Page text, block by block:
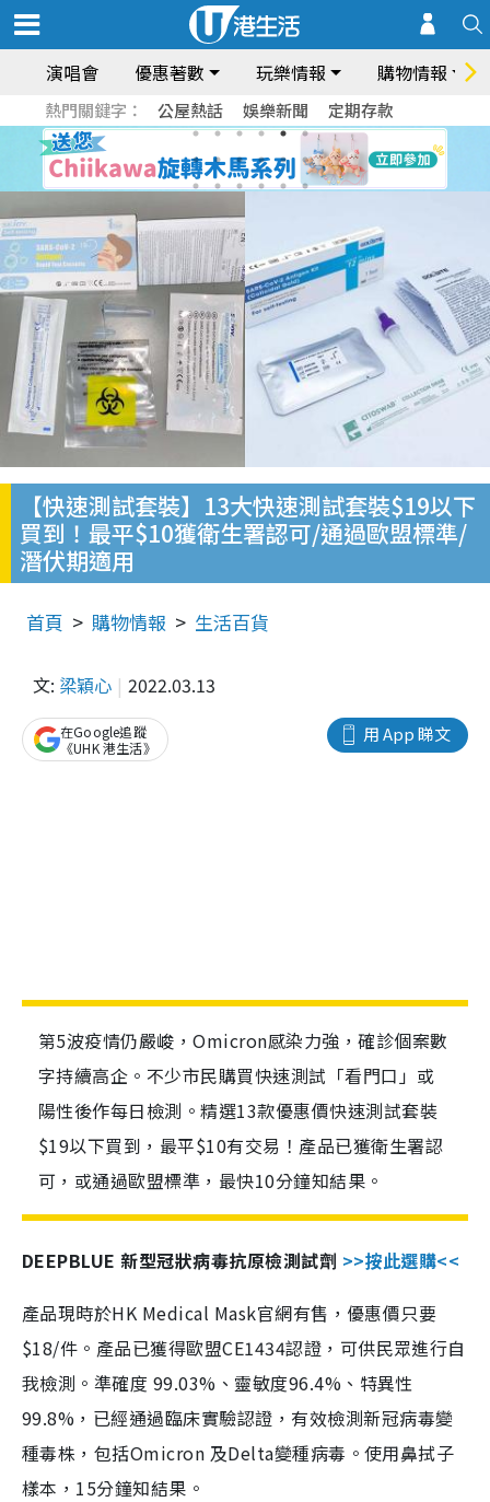
演唱會 優惠著數 玩樂情報 購物情報
熱門關鍵字： 公屋熱話 娛樂新聞 定期存款
【快速測試套裝】13大快速測試套裝$19以下
買到！最平$10獲衛生署認可/通過歐盟標準/
潛伏期適用
首頁 購物情報 生活百貨
文: 梁穎心 2022.03.13
用 App 睇文
在Google追蹤
《UHK 港生活》
第5波疫情仍嚴峻，Omicron感染力強，確診個案數
字持續高企。不少市民購買快速測試「看門口」或
陽性後作每日檢測。精選13款優惠價快速測試套裝
$19以下買到，最平$10有交易！產品已獲衛生署認
可，或通過歐盟標準，最快10分鐘知結果。
DEEPBLUE 新型冠狀病毒抗原檢測試劑 >>按此選購<<
產品現時於HK Medical Mask官網有售，優惠價只要
$18/件。產品已獲得歐盟CE1434認證，可供民眾進行自
我檢測。準確度 99.03%、靈敏度96.4%、特異性
99.8%，已經通過臨床實驗認證，有效檢測新冠病毒變
種毒株，包括Omicron 及Delta變種病毒。使用鼻拭子
樣本，15分鐘知結果。